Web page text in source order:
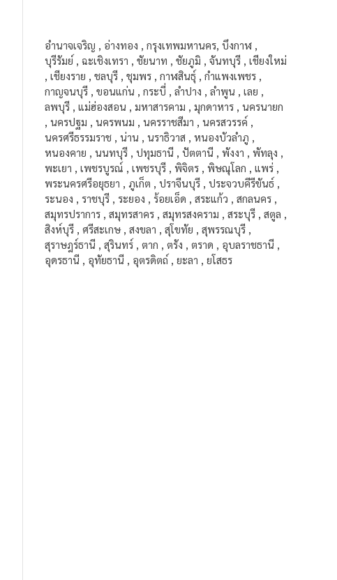
อำนาจเจริญ , อ่างทอง , กรุงเทพมหานคร, บึงกาฬ ,
บุรีรัมย์ , ฉะเชิงเทรา , ชัยนาท , ชัยภูมิ , จันทบุรี , เชียงใหม่
, เชียงราย , ชลบุรี , ชุมพร , กาฬสินธุ์ , กำแพงเพชร ,
กาญจนบุรี , ขอนแก่น , กระบี่ , ลำปาง , ลำพูน , เลย ,
ลพบุรี , แม่ฮ่องสอน , มหาสารคาม , มุกดาหาร , นครนายก
, นครปฐม , นครพนม , นครราชสีมา , นครสวรรค์ ,
นครศรีธรรมราช , น่าน , นราธิวาส , หนองบัวลำภู ,
หนองคาย , นนทบุรี , ปทุมธานี , ปัตตานี , พังงา , พัทลุง ,
พะเยา , เพชรบูรณ์ , เพชรบุรี , พิจิตร , พิษณุโลก , แพร่ ,
พระนครศรีอยุธยา , ภูเก็ต , ปราจีนบุรี , ประจวบคีรีขันธ์ ,
ระนอง , ราชบุรี , ระยอง , ร้อยเอ็ด , สระแก้ว , สกลนคร ,
สมุทรปราการ , สมุทรสาคร , สมุทรสงคราม , สระบุรี , สตูล ,
สิงห์บุรี , ศรีสะเกษ , สงขลา , สุโขทัย , สุพรรณบุรี ,
สุราษฎร์ธานี , สุรินทร์ , ตาก , ตรัง , ตราด , อุบลราชธานี ,
อุดรธานี , อุทัยธานี , อุตรดิตถ์ , ยะลา , ยโสธร